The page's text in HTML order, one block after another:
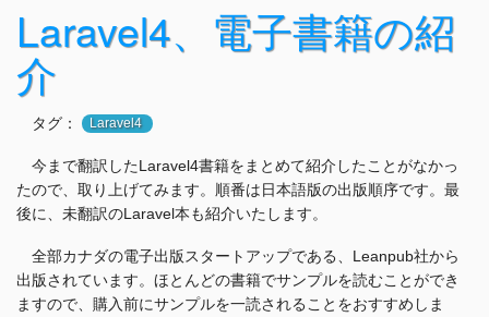
Laravel4、電子書籍の紹
介
タグ： Laravel4
今まで翻訳したLaravel4書籍をまとめて紹介したことがなかっ
たので、取り上げてみます。順番は日本語版の出版順序です。最
後に、未翻訳のLaravel本も紹介いたします。
全部カナダの電子出版スタートアップである、Leanpub社から
出版されています。ほとんどの書籍でサンプルを読むことができ
ますので、購入前にサンプルを一読されることをおすすめしま